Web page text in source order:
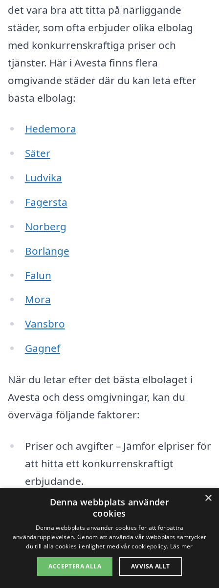
det vara bra att titta på närliggande
städer, som ofta erbjuder olika elbolag
med konkurrenskraftiga priser och
tjänster. Här i Avesta finns flera
omgivande städer där du kan leta efter
bästa elbolag:
Hedemora
Säter
Ludvika
Fagersta
Norberg
Borlänge
Falun
Mora
Vansbro
Gagnef
När du letar efter det bästa elbolaget i
Avesta och dess omgivningar, kan du
överväga följande faktorer:
Priser och avgifter – Jämför elpriser för
att hitta ett konkurrenskraftigt
erbjudande.
Tjänster – Kontrollera om bolaget
erbjuder tjänster som elhandelsavtal,
grön energi, och smarta hem-
lösningar.
×
Denna webbplats använder
cookies
Denna webbplats använder cookies för att förbättra
användarupplevelsen. Genom att använda vår webbplats samtycker
du till alla cookies i enlighet med vår cookiepolicy. Läs mer
ACCEPTERA ALLA AVVISA ALLT